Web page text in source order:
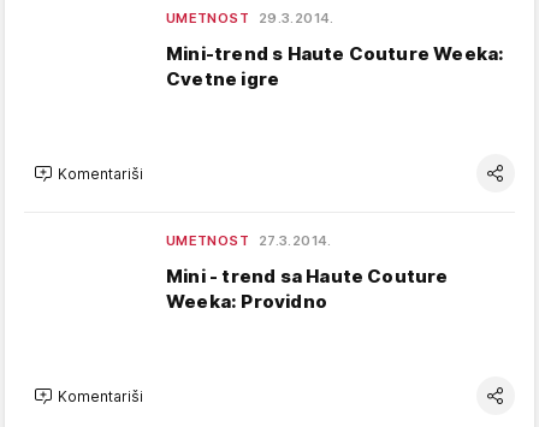
UMETNOST 29.3.2014.
Mini-trend s Haute Couture Weeka:
Cvetne igre
Komentariši
UMETNOST 27.3.2014.
Mini - trend sa Haute Couture
Weeka: Providno
Komentariši